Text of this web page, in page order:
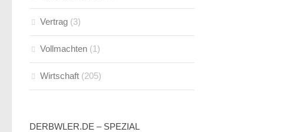
Vertrag (3)
Vollmachten (1)
Wirtschaft (205)
DERBWLER.DE – SPEZIAL